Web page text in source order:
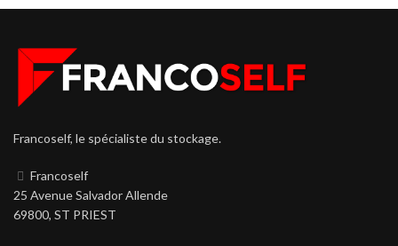
Francoself, le spécialiste du stockage.
Francoself
25 Avenue Salvador Allende
69800, ST PRIEST